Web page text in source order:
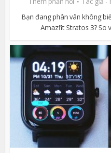
Bạn đang phân vân không
Amazfit Stratos 3? So